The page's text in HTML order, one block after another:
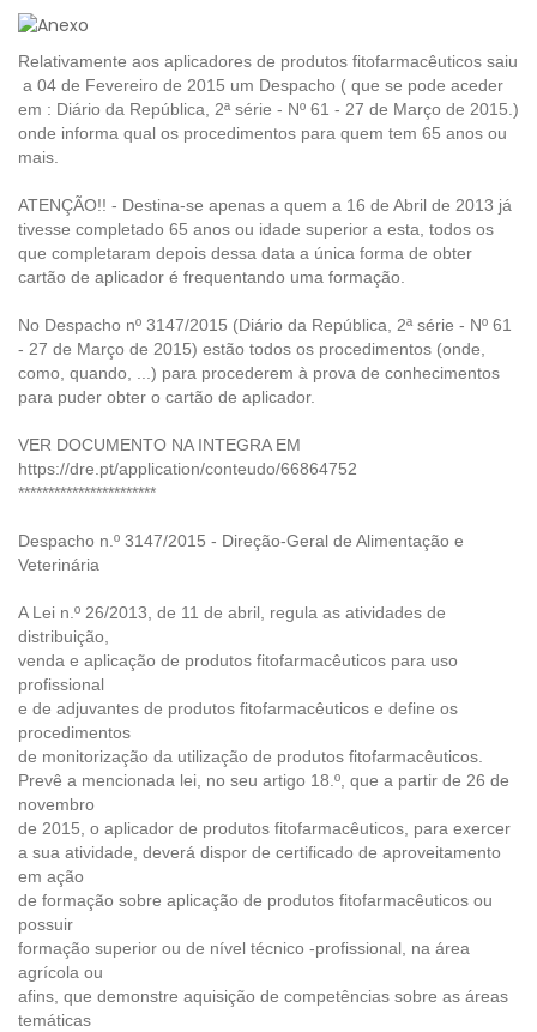
Relativamente aos aplicadores de produtos fitofarmacêuticos saiu
a 04 de Fevereiro de 2015 um Despacho ( que se pode aceder
em : Diário da República, 2ª série - Nº 61 - 27 de Março de 2015.)
onde informa qual os procedimentos para quem tem 65 anos ou
mais.
ATENÇÃO!! - Destina-se apenas a quem a 16 de Abril de 2013 já
tivesse completado 65 anos ou idade superior a esta, todos os
que completaram depois dessa data a única forma de obter
cartão de aplicador é frequentando uma formação.
No Despacho nº 3147/2015 (Diário da República, 2ª série - Nº 61
- 27 de Março de 2015) estão todos os procedimentos (onde,
como, quando, ...) para procederem à prova de conhecimentos
para puder obter o cartão de aplicador.
VER DOCUMENTO NA INTEGRA EM
https://dre.pt/application/conteudo/66864752
***********************
Despacho n.º 3147/2015 - Direção-Geral de Alimentação e
Veterinária
A Lei n.º 26/2013, de 11 de abril, regula as atividades de
distribuição,
venda e aplicação de produtos fitofarmacêuticos para uso
profissional
e de adjuvantes de produtos fitofarmacêuticos e define os
procedimentos
de monitorização da utilização de produtos fitofarmacêuticos.
Prevê a mencionada lei, no seu artigo 18.º, que a partir de 26 de
novembro
de 2015, o aplicador de produtos fitofarmacêuticos, para exercer
a sua atividade, deverá dispor de certificado de aproveitamento
em ação
de formação sobre aplicação de produtos fitofarmacêuticos ou
possuir
formação superior ou de nível técnico -profissional, na área
agrícola ou
afins, que demonstre aquisição de competências sobre as áreas
temáticas